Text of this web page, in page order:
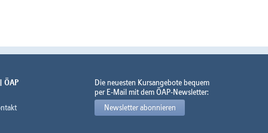
ÖAP
Die neuesten Kursangebote bequem
per E-Mail mit dem ÖAP-Newsletter:
Newsletter abonnieren